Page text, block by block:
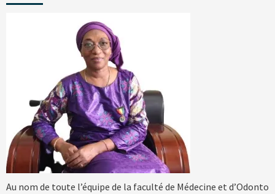
Au nom de toute l’équipe de la faculté de Médecine et d’Odonto